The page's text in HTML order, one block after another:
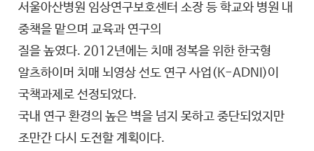
서울아산병원 임상연구보호센터 소장 등 학교와 병원 내
중책을 맡으며 교육과 연구의
질을 높였다. 2012년에는 치매 정복을 위한 한국형
알츠하이머 치매 뇌영상 선도 연구 사업(K-ADNI)이
국책과제로 선정되었다.
국내 연구 환경의 높은 벽을 넘지 못하고 중단되었지만
조만간 다시 도전할 계획이다.